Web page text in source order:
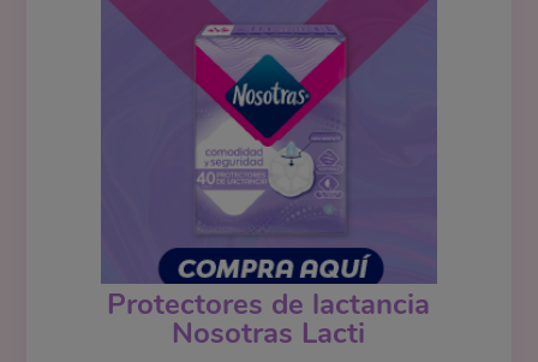
Protectores de lactancia
Nosotras Lacti